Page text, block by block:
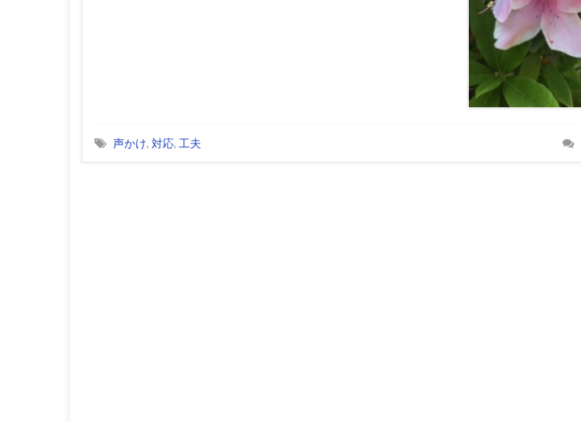
声かけ, 対応, 工夫